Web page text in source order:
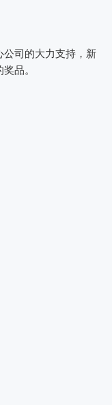
公司的大力支持，新
品。